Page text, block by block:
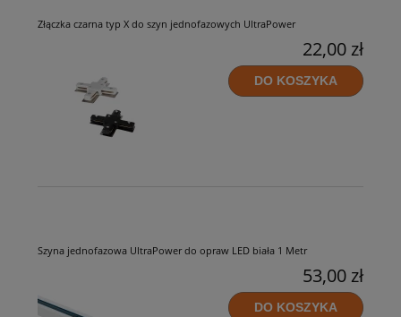
Złączka czarna typ X do szyn jednofazowych UltraPower
22,00 zł
DO KOSZYKA
Szyna jednofazowa UltraPower do opraw LED biała 1 Metr
53,00 zł
DO KOSZYKA